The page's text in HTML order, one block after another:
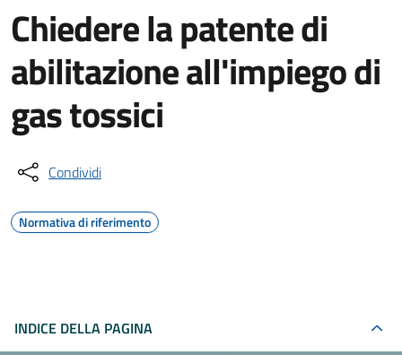
Chiedere la patente di
abilitazione all'impiego di
gas tossici
Condividi
Normativa di riferimento
INDICE DELLA PAGINA